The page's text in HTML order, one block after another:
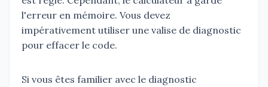
l'erreur en mémoire. Vous devez
impérativement utiliser une valise de diagnostic
pour effacer le code.
Si vous êtes familier avec le diagnostic